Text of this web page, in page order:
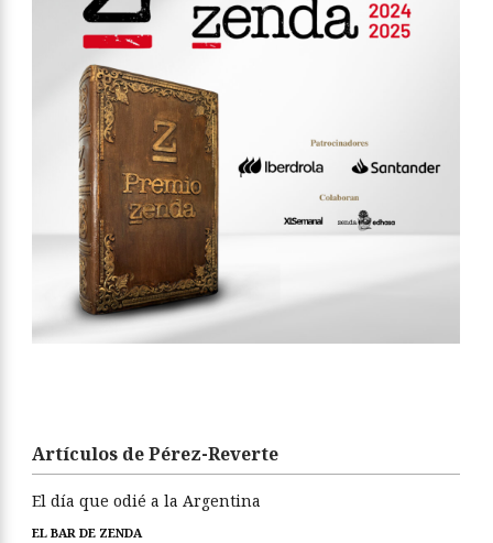
Artículos de Pérez-Reverte
El día que odié a la Argentina
EL BAR DE ZENDA